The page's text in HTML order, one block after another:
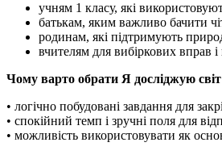
учням 1 класу, які
батькам, яким важливо бачити
родинам, які підтримують
вчителям для вибіркових вправ
Чому варто обрати Я досліджую
• логічно побудовані завдання для
• спокійний темп і зручні поля для
• можливість використовувати як